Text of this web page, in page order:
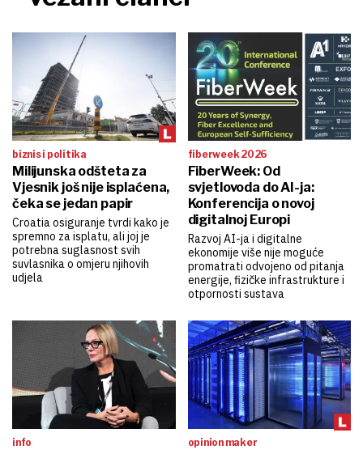
biznis i politika
Milijunska odšteta za
Vjesnik još nije isplaćena,
čeka se jedan papir
Croatia osiguranje tvrdi kako je
spremno za isplatu, ali joj je
potrebna suglasnost svih
suvlasnika o omjeru njihovih
udjela
fiberweek 2026
FiberWeek: Od
svjetlovoda do AI-ja:
Konferencija o novoj
digitalnoj Europi
Razvoj AI-ja i digitalne
ekonomije više nije moguće
promatrati odvojeno od pitanja
energije, fizičke infrastrukture i
otpornosti sustava
info opinion maker